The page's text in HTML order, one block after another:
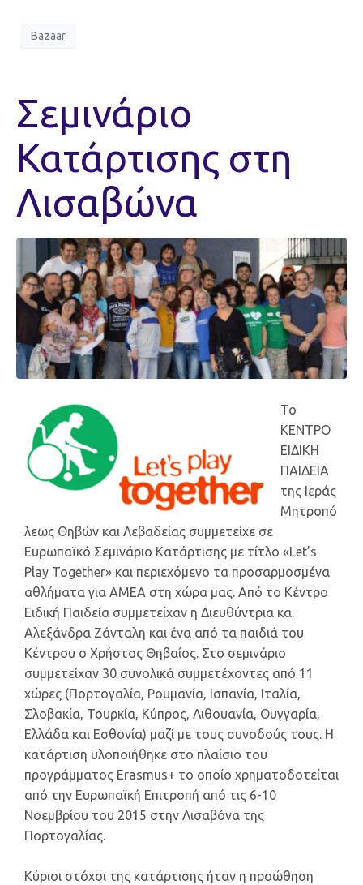
Bazaar
Σεμινάριο
Κατάρτισης στη
Λισαβώνα
Το
ΚΕΝΤΡΟ
ΕΙΔΙΚΗ
ΠΑΙΔΕΙΑ
της Ιεράς
Μητροπό
λεως Θηβών και Λεβαδείας συμμετείχε σε
Ευρωπαϊκό Σεμινάριο Κατάρτισης με τίτλο «Let’s
Play Together» και περιεχόμενο τα προσαρμοσμένα
αθλήματα για ΑΜΕΑ στη χώρα μας. Από το Κέντρο
Ειδική Παιδεία συμμετείχαν η Διευθύντρια κα.
Αλεξάνδρα Ζάνταλη και ένα από τα παιδιά του
Κέντρου ο Χρήστος Θηβαίος. Στο σεμινάριο
συμμετείχαν 30 συνολικά συμμετέχοντες από 11
χώρες (Πορτογαλία, Ρουμανία, Ισπανία, Ιταλία,
Σλοβακία, Τουρκία, Κύπρος, Λιθουανία, Ουγγαρία,
Ελλάδα και Εσθονία) μαζί με τους συνοδούς τους. Η
κατάρτιση υλοποιήθηκε στο πλαίσιο του
προγράμματος Erasmus+ το οποίο χρηματοδοτείται
από την Ευρωπαϊκή Επιτροπή από τις 6-10
Νοεμβρίου του 2015 στην Λισαβόνα της
Πορτογαλίας.
Κύριοι στόχοι της κατάρτισης ήταν η προώθηση